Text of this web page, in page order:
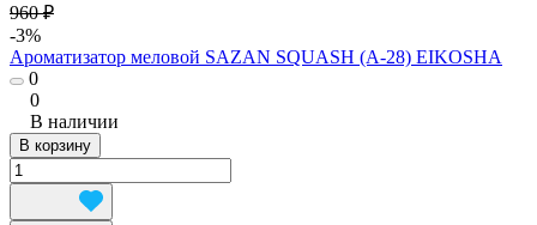
960 ₽
-3%
Ароматизатор меловой SAZAN SQUASH (А-28) EIKOSHA
0
0
В наличии
В корзину